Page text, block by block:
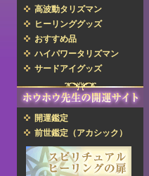
高波動タリズマン
ヒーリンググッズ
おすすめ品
ハイパワータリズマン
サードアイグッズ
開運鑑定
前世鑑定（アカシック）